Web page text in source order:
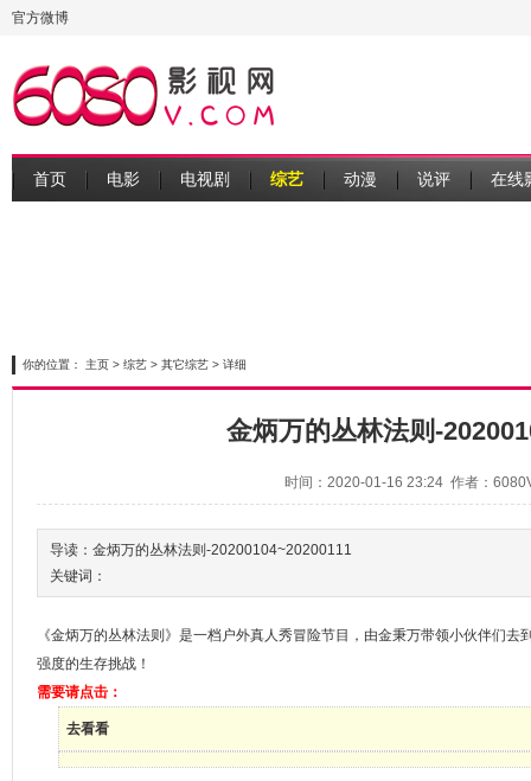
官方微博
首页 电影 电视剧 综艺 动漫 说评 在线
你的位置： 主页 > 综艺 > 其它综艺 > 详细
金炳万的丛林法则-
时间：2020-01-16 23:24 作者：
导读：金炳万的丛林法则-20200104~20200111
关键词：
《金炳万的丛林法则》是一档户外真人秀冒险节目，由金秉万带领小伙伴们
强度的生存挑战！
需要请点击：
去看看